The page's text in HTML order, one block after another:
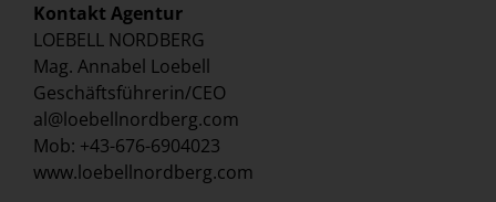
Kontakt Agentur
LOEBELL NORDBERG
Mag. Annabel Loebell
Geschäftsführerin/CEO
al@loebellnordberg.com
Mob: +43-676-6904023
www.loebellnordberg.com